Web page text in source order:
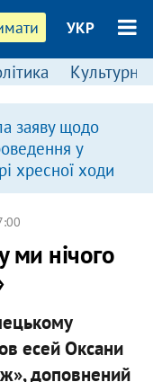
УКР
Культурні
заяву щодо
у
хресної ходи
ми нічого
есей Оксани
доповнений